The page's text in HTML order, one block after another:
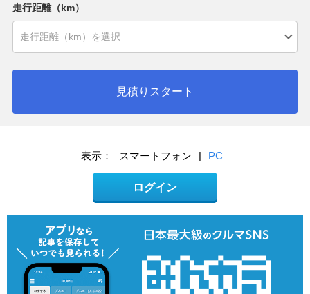
走行距離（km）
見積りスタート
表示： スマートフォン | PC
ログイン